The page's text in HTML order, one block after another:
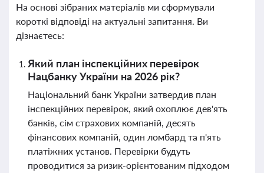
На основі зібраних матеріалів ми сформували
короткі відповіді на актуальні запитання. Ви
дізнаєтесь:
Який план інспекційних перевірок
Нацбанку України на 2026 рік?
Національний банк України затвердив план
інспекційних перевірок, який охоплює дев'ять
банків, сім страхових компаній, десять
фінансових компаній, один ломбард та п'ять
платіжних установ. Перевірки будуть
проводитися за ризик-орієнтованим підходом